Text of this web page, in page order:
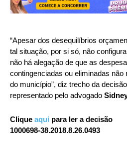
“Apesar dos desequilíbrios
tal situação, por si só, não
não há alegação de que as
contingenciadas ou eliminadas
do município”, diz trecho da
representado pelo advogado
Clique aqui para ler a decisão
1000698-38.2018.8.26.0493